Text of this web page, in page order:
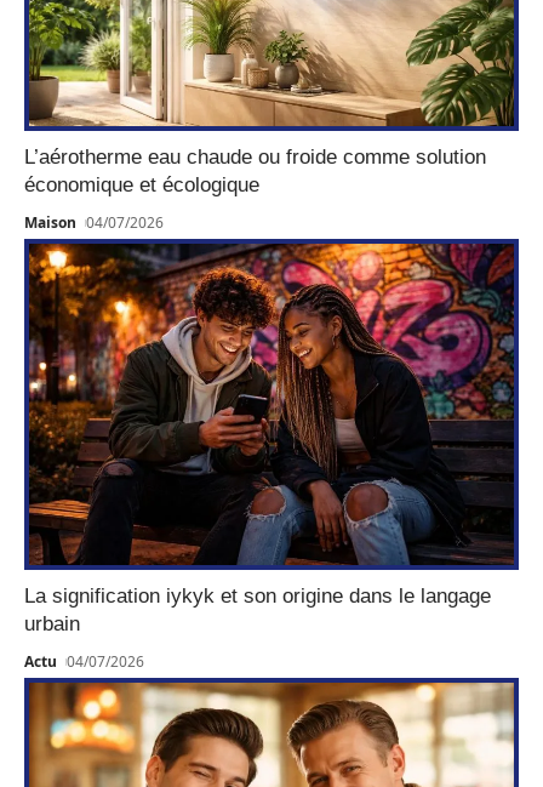
L’aérotherme eau chaude ou froide comme solution
économique et écologique
Maison 04/07/2026
La signification iykyk et son origine dans le langage
urbain
Actu 04/07/2026